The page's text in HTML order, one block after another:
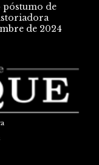
póstumo de
de 2024